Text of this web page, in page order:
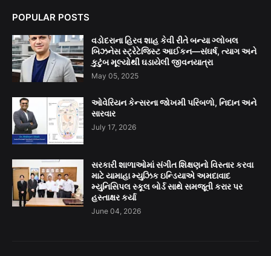
POPULAR POSTS
વડોદરાના હિરવ શાહ કેવી રીતે બન્યા ગ્લોબલ
બિઝનેસ સ્ટ્રેટેજિસ્ટ આઈકન—સંઘર્ષ, ત્યાગ અને
કુટુંબ મૂલ્યોથી ઘડાયેલી જીવનયાત્રા
May 05, 2025
ઓવેરિયન કેન્સરના જોખમી પરિબળો, નિદાન અને
સારવાર
July 17, 2026
સરકારી શાળાઓમાં સંગીત શિક્ષણનો વિસ્તાર કરવા
માટે યામાહા મ્યુઝિક ઇન્ડિયાએ અમદાવાદ
મ્યુનિસિપલ સ્કૂલ બોર્ડ સાથે સમજૂતી કરાર પર
હસ્તાક્ષર કર્યા
June 04, 2026